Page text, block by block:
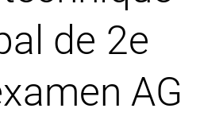
de 2e
AG